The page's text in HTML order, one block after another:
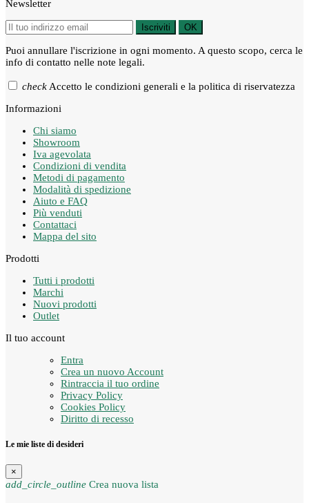
Newsletter
Iscriviti OK
Puoi annullare l'iscrizione in ogni momento. A questo scopo, cerca le
info di contatto nelle note legali.
check Accetto le condizioni generali e la politica di riservatezza
Informazioni
Chi siamo
Showroom
Iva agevolata
Condizioni di vendita
Metodi di pagamento
Modalità di spedizione
Aiuto e FAQ
Più venduti
Contattaci
Mappa del sito
Prodotti
Tutti i prodotti
Marchi
Nuovi prodotti
Outlet
Il tuo account
Entra
Crea un nuovo Account
Rintraccia il tuo ordine
Privacy Policy
Cookies Policy
Diritto di recesso
Le mie liste di desideri
×
add_circle_outline Crea nuova lista